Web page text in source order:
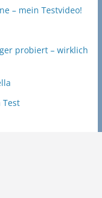
– mein Testvideo!
probiert – wirklich
Test